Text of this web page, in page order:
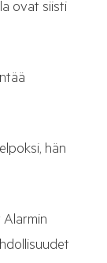
ovat siisti
hän